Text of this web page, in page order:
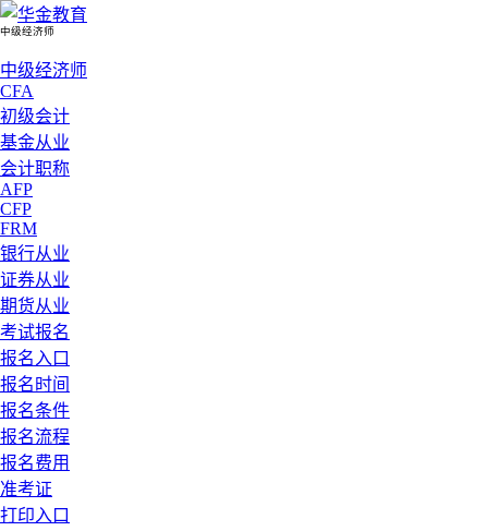
中级经济师
中级经济师
CFA
初级会计
基金从业
会计职称
AFP
CFP
FRM
银行从业
证券从业
期货从业
考试报名
报名入口
报名时间
报名条件
报名流程
报名费用
准考证
打印入口